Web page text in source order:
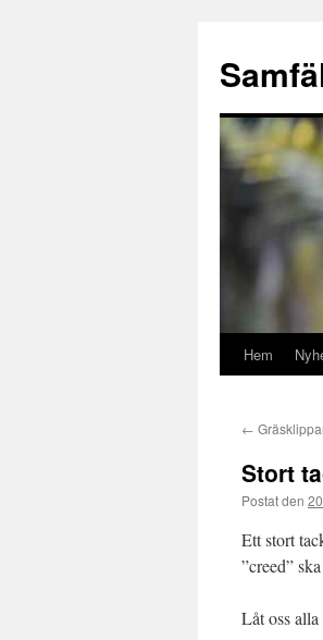
innehåll
Hem
←
Stort
Postat den
Ett stort
”creed”
Låt oss